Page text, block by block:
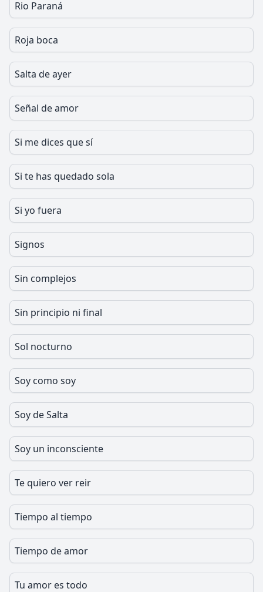
Rio Paraná
Roja boca
Salta de ayer
Señal de amor
Si me dices que sí
Si te has quedado sola
Si yo fuera
Signos
Sin complejos
Sin principio ni final
Sol nocturno
Soy como soy
Soy de Salta
Soy un inconsciente
Te quiero ver reir
Tiempo al tiempo
Tiempo de amor
Tu amor es todo